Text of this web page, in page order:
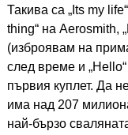
Такива са „Its my
thing“ на Aerosmith,
(изброявам на
след време и
първия куплет. Да
има над 207
най-бързо